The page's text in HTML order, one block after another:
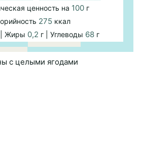
ценность на 100г
275 ккал
| Жиры 0,2 г | Углеводы 68г